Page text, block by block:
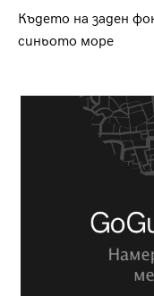
Където на заден
синьото море